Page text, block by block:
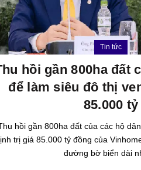
Tin tức
hồi gần 800ha đất
để làm siêu đô thị
85.000 tỷ
hồi gần 800ha đất của các hộ
trị giá 85.000 tỷ đồng của
đường bờ biển dài